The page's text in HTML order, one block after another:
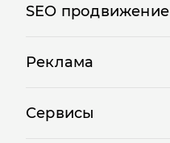
SEO продвижение
Реклама
Сервисы